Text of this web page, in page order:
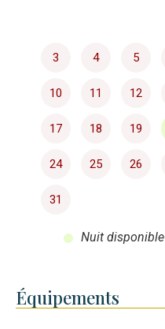
3 4 5
10 11 12
17 18 19
24 25 26
31
Nuit disponible
Équipements